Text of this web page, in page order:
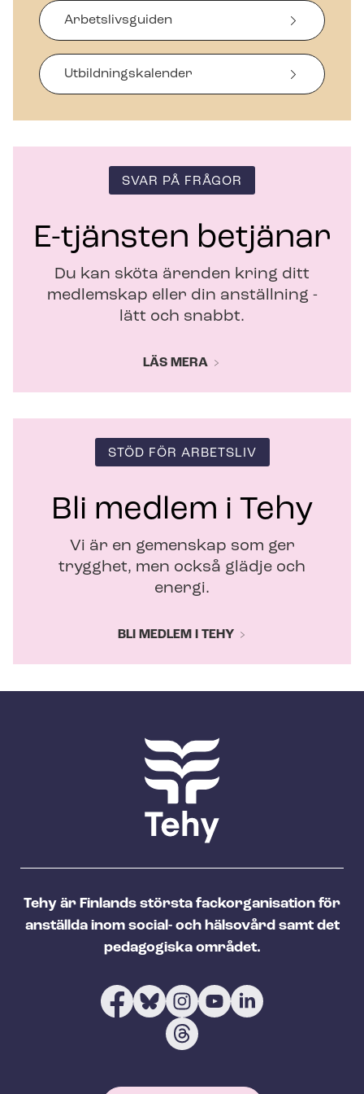
n
a
s
i
t
e
r
Arbetslivsguiden
Ut­bild­nings­ka­len­der
SVAR PÅ FRÅGOR
E-tjänsten betjänar
Du kan sköta ärenden kring ditt
medlemskap eller din anställning -
lätt och snabbt.
LÄS MERA
STÖD FÖR ARBETSLIV
Bli medlem i Tehy
Vi är en gemenskap som ger
trygghet, men också glädje och
energi.
BLI MEDLEM I TEHY
Tehy är Finlands största fackorganisation för
anställda inom social- och hälsovård samt det
pedagogiska området.